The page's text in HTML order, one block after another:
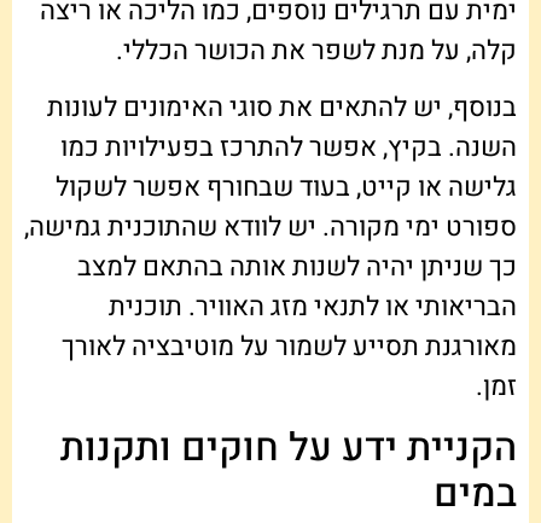
ימית עם תרגילים נוספים, כמו הליכה או ריצה
קלה, על מנת לשפר את הכושר הכללי.
בנוסף, יש להתאים את סוגי האימונים לעונות
השנה. בקיץ, אפשר להתרכז בפעילויות כמו
גלישה או קייט, בעוד שבחורף אפשר לשקול
ספורט ימי מקורה. יש לוודא שהתוכנית גמישה,
כך שניתן יהיה לשנות אותה בהתאם למצב
הבריאותי או לתנאי מזג האוויר. תוכנית
מאורגנת תסייע לשמור על מוטיבציה לאורך
זמן.
הקניית ידע על חוקים ותקנות
במים